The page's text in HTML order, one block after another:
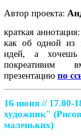
Автор проекта:
краткая
как об одной из
идей, а хочешь
покреативим
презентацию по
16 июня // 17.00-
художник"
маленьких)